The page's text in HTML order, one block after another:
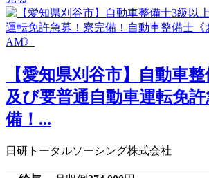
【愛知県刈谷市】自動車
及び要普通自動車運転免
備！...
日研トータルソーシング株式会社